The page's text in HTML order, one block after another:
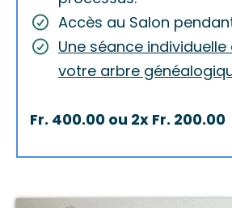
Accès au Salon
Une séance
votre arbre
Fr. 400.00 ou 2x Fr. 200.00